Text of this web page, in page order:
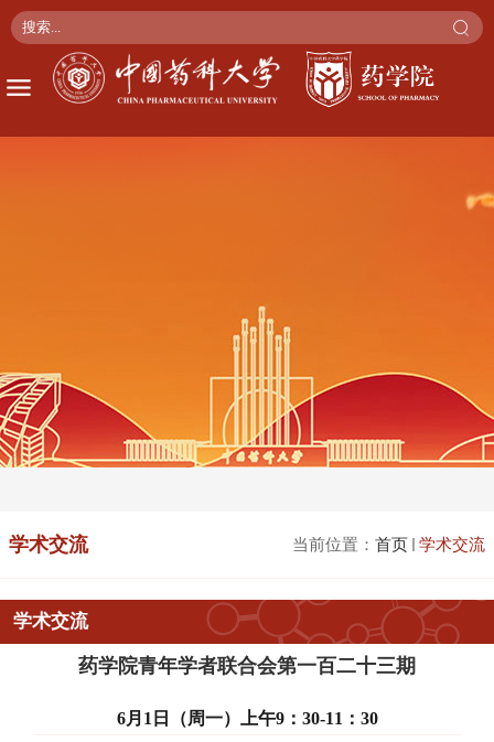
学术交流
当前位置： 首页 学术交流
学术交流
药学院青年学者联合会第一百二十三期
6月1日（周一）上午9：30-11：30